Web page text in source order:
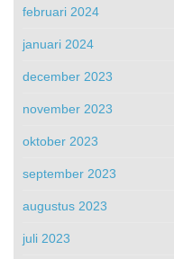
februari 2024
januari 2024
december 2023
november 2023
oktober 2023
september 2023
augustus 2023
juli 2023